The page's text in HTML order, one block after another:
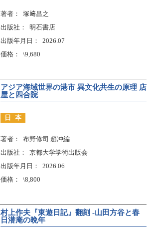
著者
塚﨑昌之
出版社
明石書店
出版年月日
2026.07
価格
\9,680
アジア海域世界の港市 異文化共生の原理 店
屋と四合院
日本
著者
布野修司 趙冲編
出版社
京都大学学術出版会
出版年月日
2026.06
価格
\8,800
村上作夫『東遊日記』翻刻 -山田方谷と春
日潜庵の晩年